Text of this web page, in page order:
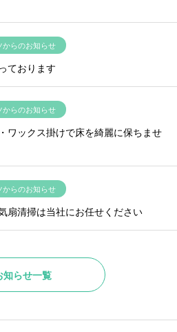
からのお知らせ
ております
からのお知らせ
ワックス掛けで床を綺麗に保ちませ
からのお知らせ
扇清掃は当社にお任せください
知らせ一覧